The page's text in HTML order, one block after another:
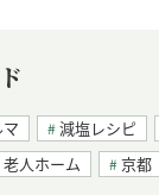
減塩レシピ
老人ホーム 京都